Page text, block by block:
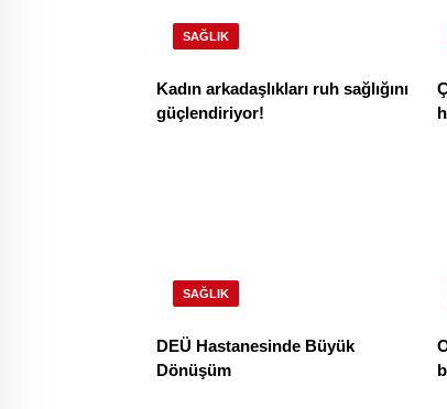
SAĞLIK
Kadın arkadaşlıkları ruh sağlığını
güçlendiriyor!
SAĞLIK
DEÜ Hastanesinde Büyük
Dönüşüm